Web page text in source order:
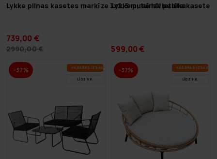
Lykke pilnas kasetes markīze 3x2,5 m, tumši pelēka
739,00 €
2990,00 €
Lykke pusē izvietota kasete
599,00 €
-37% VA­SA­RAS IZ­SKA­ŅA
LĪDZ 9.8.
-37% VA­SA­RAS IZ­SKA­ŅA
LĪDZ 9.8.